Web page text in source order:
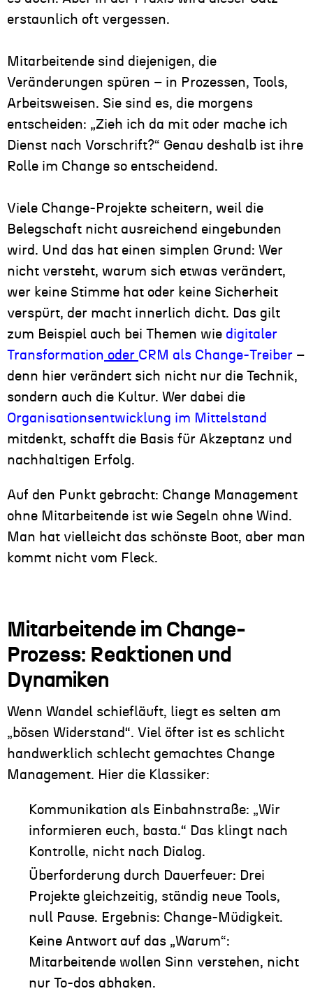
erstaunlich oft vergessen.
Mitarbeitende sind diejenigen, die
Veränderungen spüren – in Prozessen, Tools,
Arbeitsweisen. Sie sind es, die morgens
entscheiden: „Zieh ich da mit oder mache ich
Dienst nach Vorschrift?“ Genau deshalb ist ihre
Rolle im Change so entscheidend.
Viele Change-Projekte scheitern, weil die
Belegschaft nicht ausreichend eingebunden
wird. Und das hat einen simplen Grund: Wer
nicht versteht, warum sich etwas verändert,
wer keine Stimme hat oder keine Sicherheit
verspürt, der macht innerlich dicht. Das gilt
zum Beispiel auch bei Themen wie digitaler
Transformation oder CRM als Change-Treiber –
denn hier verändert sich nicht nur die Technik,
sondern auch die Kultur. Wer dabei die
Organisationsentwicklung im Mittelstand
mitdenkt, schafft die Basis für Akzeptanz und
nachhaltigen Erfolg.
Auf den Punkt gebracht: Change Management
ohne Mitarbeitende ist wie Segeln ohne Wind.
Man hat vielleicht das schönste Boot, aber man
kommt nicht vom Fleck.
Mitarbeitende im Change-
Prozess: Reaktionen und
Dynamiken
Wenn Wandel schiefläuft, liegt es selten am
„bösen Widerstand“. Viel öfter ist es schlicht
handwerklich schlecht gemachtes Change
Management. Hier die Klassiker:
Kommunikation als Einbahnstraße: „Wir
informieren euch, basta.“ Das klingt nach
Kontrolle, nicht nach Dialog.
Überforderung durch Dauerfeuer: Drei
Projekte gleichzeitig, ständig neue Tools,
null Pause. Ergebnis: Change-Müdigkeit.
Keine Antwort auf das „Warum“:
Mitarbeitende wollen Sinn verstehen, nicht
nur To-dos abhaken.